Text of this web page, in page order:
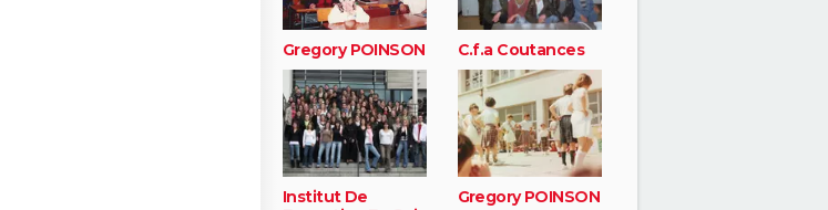
Gregory POINSON C.f.a Coutances
Institut De
Gregory POINSON